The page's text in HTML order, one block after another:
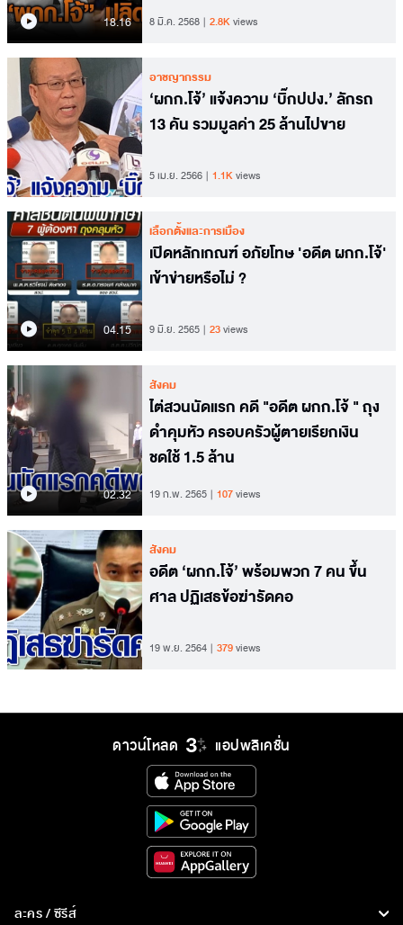
18.16 8 มี.ค. 2568 2.8Kviews
อาชญากรรม
‘ผกก.โจ้’ แจ้งความ ‘บิ๊กปปง.’ ลักรถ
13 คัน รวมมูลค่า 25 ล้านไปขาย
5 เม.ย. 2566 1.1Kviews
04.15
เลือกตั้งและการเมือง
เปิดหลักเกณฑ์ อภัยโทษ 'อดีต ผกก.โจ้'
เข้าข่ายหรือไม่ ?
9 มิ.ย. 2565 23views
02.32
สังคม
ไต่สวนนัดแรก คดี "อดีต ผกก.โจ้ " ถุง
ดำคุมหัว ครอบครัวผู้ตายเรียกเงิน
ชดใช้ 1.5 ล้าน
19 ก.พ. 2565 107views
สังคม
อดีต ‘ผกก.โจ้’ พร้อมพวก 7 คน ขึ้น
ศาล ปฏิเสธข้อฆ่ารัดคอ
19 พ.ย. 2564 379views
ดาวน์โหลด แอปพลิเคชั่น
ละคร / ซีรีส์